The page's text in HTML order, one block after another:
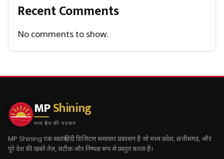
Recent Comments
No comments to show.
MPShining
मध्य प्रदेश की धड़कन
MP Shining एक स्वतंत्र हिंदी डिजिटल समाचार प्रकाशन है जो मध्य प्रदेश, छत्तीसगढ़, और
पूरे देश की ख़बरें तेज़, सटीक और निष्पक्ष रूप से प्रस्तुत करता है।